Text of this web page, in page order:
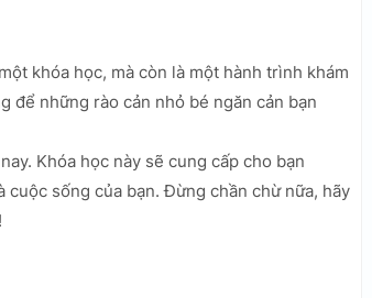
khóa học, mà còn là một hành trình khám
để những rào cản nhỏ bé ngăn cản bạn
Khóa học này sẽ cung cấp cho bạn
sống của bạn. Đừng chần chừ nữa, hãy